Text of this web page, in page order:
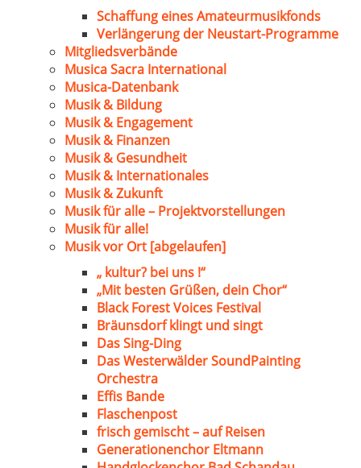
Schaffung eines Amateurmusikfonds
Verlängerung der Neustart-Programme
Mitgliedsverbände
Musica Sacra International
Musica-Datenbank
Musik & Bildung
Musik & Engagement
Musik & Finanzen
Musik & Gesundheit
Musik & Internationales
Musik & Zukunft
Musik für alle – Projektvorstellungen
Musik für alle!
Musik vor Ort [abgelaufen]
„ kultur? bei uns !“
„Mit besten Grüßen, dein Chor“
Black Forest Voices Festival
Bräunsdorf klingt und singt
Das Sing-Ding
Das Westerwälder SoundPainting
Orchestra
Effis Bande
Flaschenpost
frisch gemischt – auf Reisen
Generationenchor Eltmann